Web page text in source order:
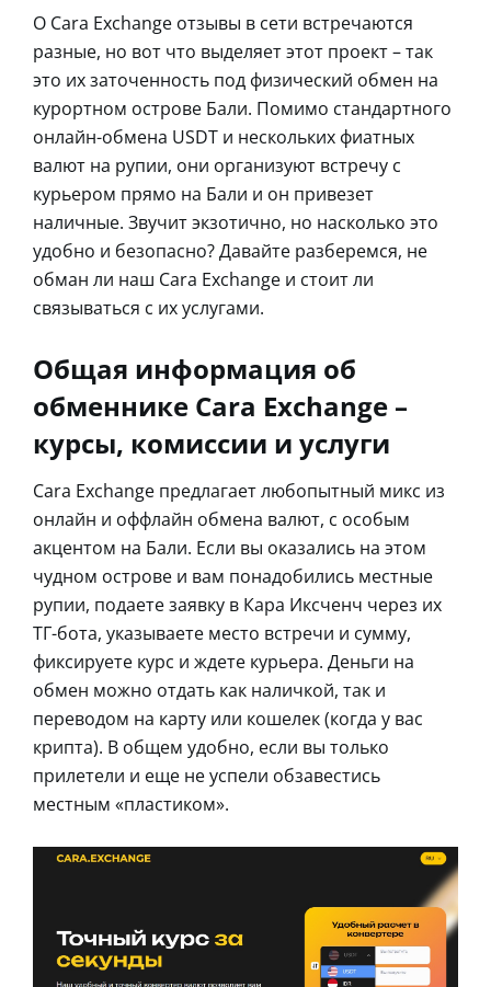
О Cara Exchange отзывы в сети встречаются
разные, но вот что выделяет этот проект – так
это их заточенность под физический обмен на
курортном острове Бали. Помимо стандартного
онлайн-обмена USDT и нескольких фиатных
валют на рупии, они организуют встречу с
курьером прямо на Бали и он привезет
наличные. Звучит экзотично, но насколько это
удобно и безопасно? Давайте разберемся, не
обман ли наш Cara Exchange и стоит ли
связываться с их услугами.
Общая информация об
обменнике Cara Exchange –
курсы, комиссии и услуги
Cara Exchange предлагает любопытный микс из
онлайн и оффлайн обмена валют, с особым
акцентом на Бали. Если вы оказались на этом
чудном острове и вам понадобились местные
рупии, подаете заявку в Кара Иксченч через их
ТГ-бота, указываете место встречи и сумму,
фиксируете курс и ждете курьера. Деньги на
обмен можно отдать как наличкой, так и
переводом на карту или кошелек (когда у вас
крипта). В общем удобно, если вы только
прилетели и еще не успели обзавестись
местным «пластиком».